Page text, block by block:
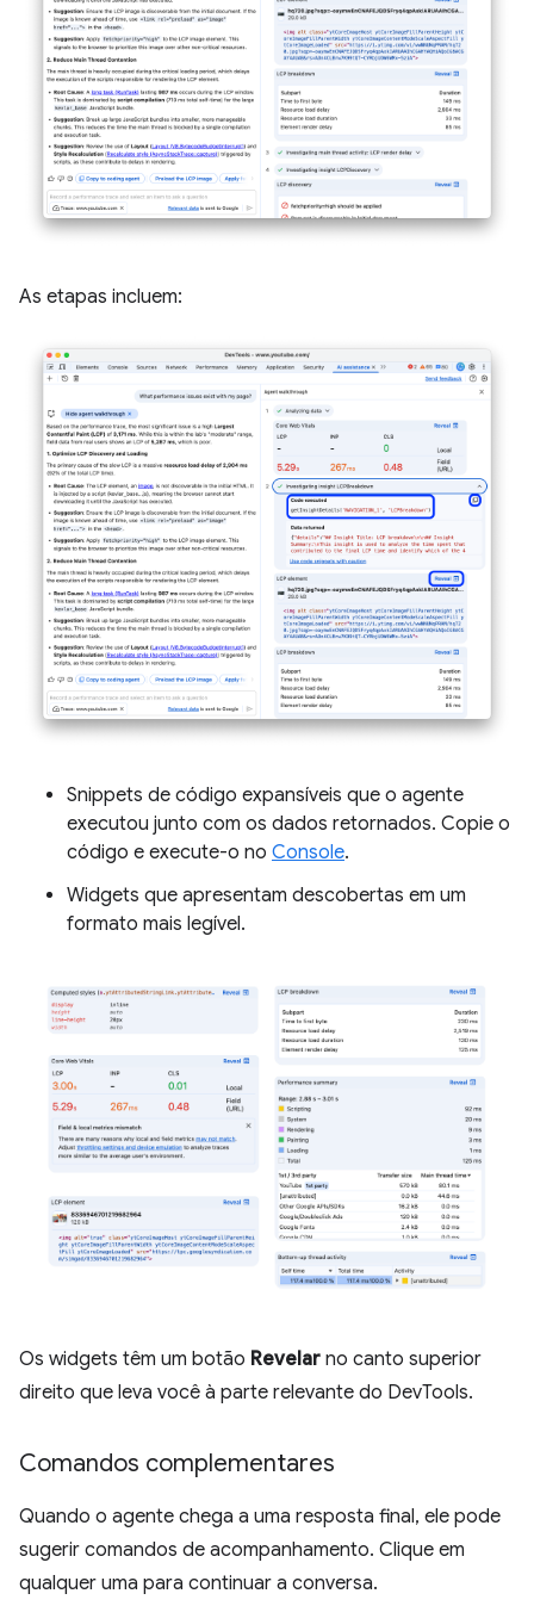
As etapas incluem:
Snippets de código expansíveis que o agente
executou junto com os dados retornados. Copie o
código e execute-o no Console.
Widgets que apresentam descobertas em um
formato mais legível.
Os widgets têm um botão Revelar no canto superior
direito que leva você à parte relevante do DevTools.
Comandos complementares
Quando o agente chega a uma resposta final, ele pode
sugerir comandos de acompanhamento. Clique em
qualquer uma para continuar a conversa.